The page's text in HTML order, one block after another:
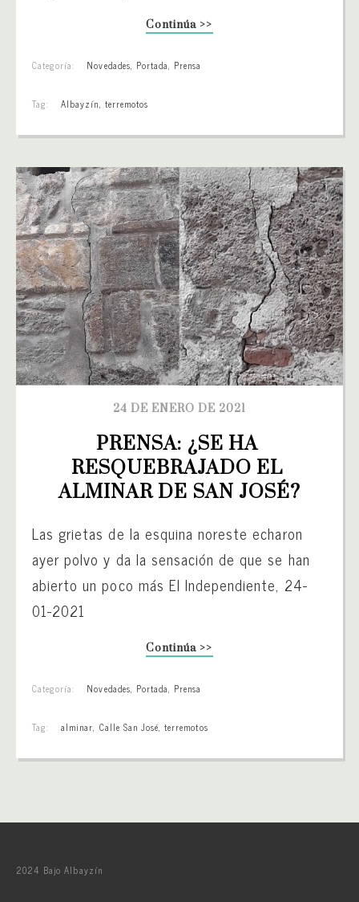
Continúa >>
Categoría: Novedades, Portada, Prensa
Tag: Albayzín, terremotos
24 DE ENERO DE 2021
PRENSA: ¿SE HA
RESQUEBRAJADO EL
ALMINAR DE SAN JOSÉ?
Las grietas de la esquina noreste echaron
ayer polvo y da la sensación de que se han
abierto un poco más El Independiente, 24-
01-2021
Continúa >>
Categoría: Novedades, Portada, Prensa
Tag: alminar, Calle San José,terremotos
2024 Bajo Albayzín